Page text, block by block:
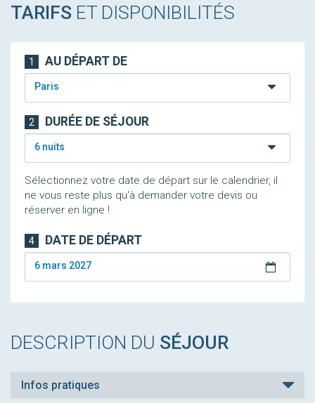
TARIFS ET DISPONIBILITÉS
1 AU DÉPART DE
Paris
2 DURÉE DE SÉJOUR
6 nuits
Sélectionnez votre date de départ sur le calendrier, il
ne vous reste plus qu'à demander votre devis ou
réserver en ligne !
4 DATE DE DÉPART
6 mars 2027
DESCRIPTION DU SÉJOUR
Infos pratiques